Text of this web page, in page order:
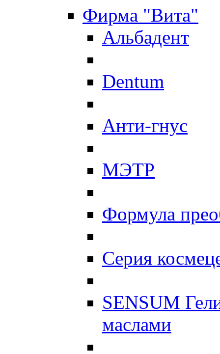
Фирма "Вита"
Альбадент
Dentum
Анти-гнус
МЭТР
Формула
Серия
SENSUM
маслами